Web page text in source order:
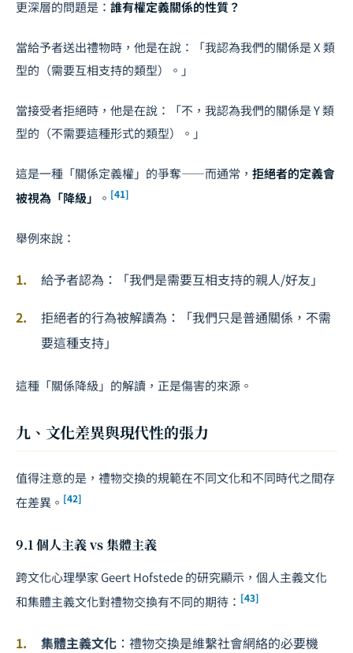
更深層的問題是： 誰有權定義關係的性質？
當給予者送出禮物時，他是在說：「我認為我們的關係是 X 類
型的（需要互相支持的類型）。」
當接受者拒絕時，他是在說：「不，我認為我們的關係是 Y 類
型的（不需要這種形式的類型）。」
這是一種「關係定義權」的爭奪——而通常， 拒絕者的定義會
被視為「降級」
。 [41]
舉例來說：
給予者認為：「我們是需要互相支持的親人/好友」
拒絕者的行為被解讀為：「我們只是普通關係，不需
要這種支持」
這種「關係降級」的解讀，正是傷害的來源。
九、文化差異與現代性的張力
值得注意的是，禮物交換的規範在不同文化和不同時代之間存
在差異。 [42]
9.1 個人主義 vs 集體主義
跨文化心理學家 Geert Hofstede 的研究顯示，個人主義文化
和集體主義文化對禮物交換有不同的期待： [43]
集體主義文化 ：禮物交換是維繫社會網絡的必要機